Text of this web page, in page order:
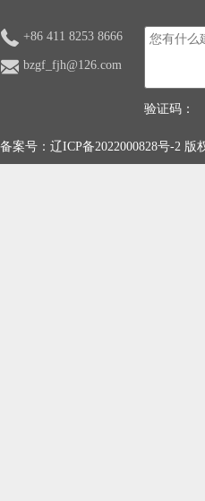
+86 411 8253 8666
bzgf_fjh@126.com
验证码：
备案号： 辽ICP备2022000828号-2 版